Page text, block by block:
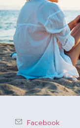
Facebook